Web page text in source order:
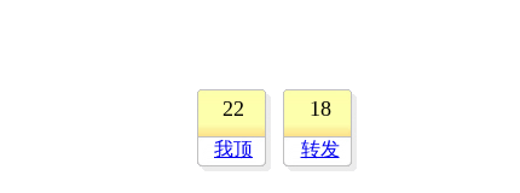
22
我顶
18
转发